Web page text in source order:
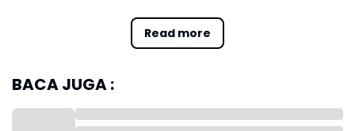
Read more
BACA JUGA :